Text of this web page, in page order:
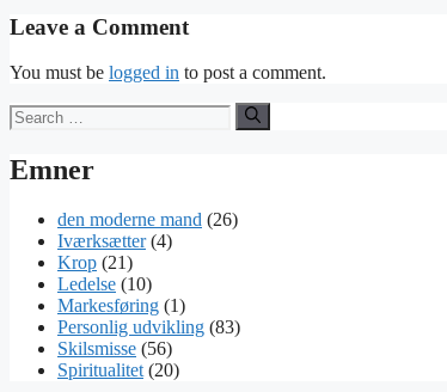
Leave a Comment
You must be logged in to post a comment.
Search
for:
Emner
den moderne mand (26)
Iværksætter(4)
Krop (21)
Ledelse (10)
Markesføring (1)
Personlig udvikling (83)
Skilsmisse (56)
Spiritualitet(20)